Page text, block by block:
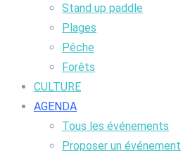
Stand up paddle
Plages
Pêche
Forêts
CULTURE
AGENDA
Tous les événements
Proposer un événement